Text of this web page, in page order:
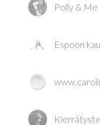
Polly & Me
Espoon